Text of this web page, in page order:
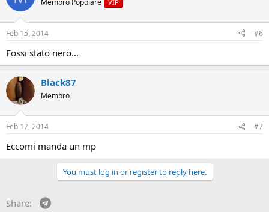
Membro Popolare VIP
Feb 15, 2014 #6
Fossi stato nero...
Black87
Membro
Feb 17, 2014 #7
Eccomi manda un mp
You must log in or register to reply here.
Share: